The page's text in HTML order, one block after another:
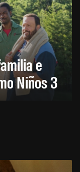
e
Niños 3